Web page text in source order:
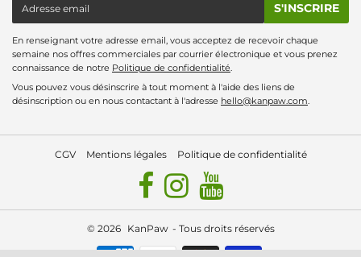
mail
S'INSCRIRE
En renseignant votre adresse email, vous acceptez de recevoir chaque
semaine nos offres commerciales par courrier électronique et vous prenez
connaissance de notre Politique de confidentialité.
Vous pouvez vous désinscrire à tout moment à l'aide des liens de
désinscription ou en nous contactant à l'adresse hello@kanpaw.com.
CGV Mentions légales Politique de confidentialité
© 2026 KanPaw - Tous droits réservés